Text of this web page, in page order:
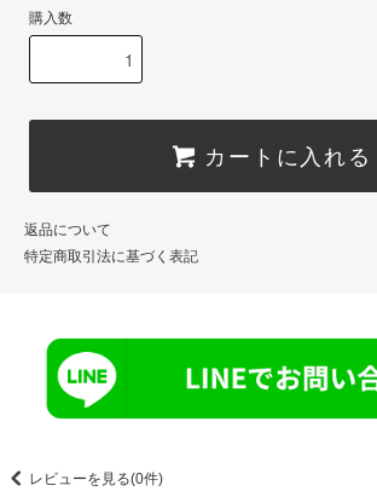
購入数
カートに入れる
返品について
特定商取引法に基づく表記
レビューを見る(0件)